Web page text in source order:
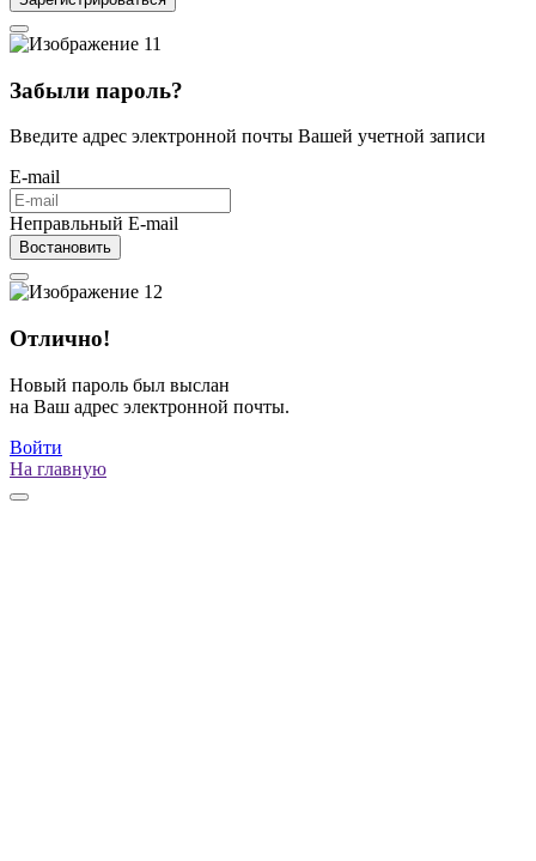
Забыли пароль?
Введите адрес электронной почты Вашей учетной записи
E-mail
Неправльный E-mail
Востановить
Отлично!
Новый пароль был выслан
на Ваш адрес электронной почты.
Войти
На главную